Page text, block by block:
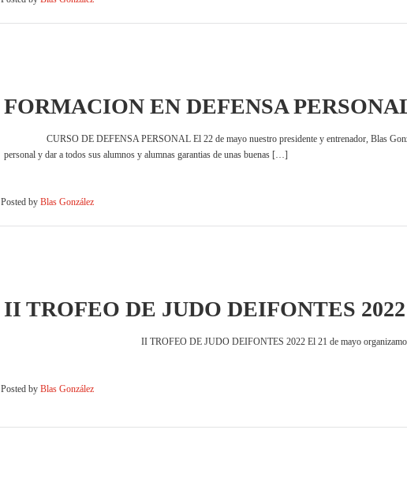
FORMACION EN DEFENSA
CURSO DE DEFENSA PERSONAL El 22 de mayo nuestro presidente y entrenador, Blas
personal y dar a todos sus alumnos y alumnas garantias de unas buenas […]
Posted by Blas González
II TROFEO DE JUDO DEIFONTES 2022
II TROFEO DE JUDO DEIFONTES 2022 El 21 de mayo organizamos un trofeo
Posted by Blas González